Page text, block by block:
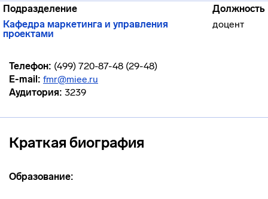
Подразделение
Должность
Кафедра маркетинга и управления
проектами
доцент
Телефон: (499) 720-87-48 (29-48)
E-mail: fmr@miee.ru
Аудитория: 3239
Краткая биография
Образование: